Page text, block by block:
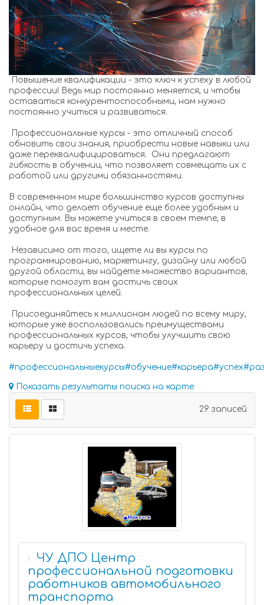
Повышение квалификации - это ключ к успеху в любой
профессии! Ведь мир постоянно меняется, и чтобы
оставаться конкурентоспособными, нам нужно
постоянно учиться и развиваться.
Профессиональные курсы - это отличный способ
обновить свои знания, приобрести новые навыки или
даже переквалифицироваться. Они предлагают
гибкость в обучении, что позволяет совмещать их с
работой или другими обязанностями.
В современном мире большинство курсов доступны
онлайн, что делает обучение еще более удобным и
доступным. Вы можете учиться в своем темпе, в
удобное для вас время и месте.
Независимо от того, ищете ли вы курсы по
программированию, маркетингу, дизайну или любой
другой области, вы найдете множество вариантов,
которые помогут вам достичь своих
профессиональных целей.
Присоединяйтесь к миллионам людей по всему миру,
которые уже воспользовались преимуществами
профессиональных курсов, чтобы улучшить свою
карьеру и достичь успеха.
#профессиональныекурсы#обучение#карьера#успех
Показать результаты поиска на карте
29 записей
1
ЧУ ДПО Центр
профессиональной подготовки
работников автомобильного
транспорта